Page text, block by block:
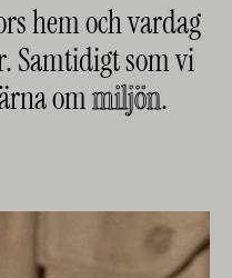
hem och vardag
Samtidigt som vi
ommiljön.